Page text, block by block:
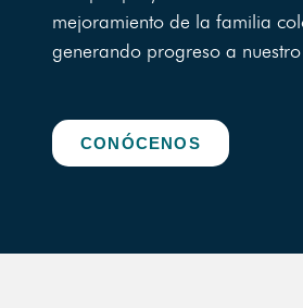
mejoramiento de la familia
generando progreso a
CONÓCENOS